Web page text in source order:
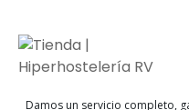
Damos un servicio completo,